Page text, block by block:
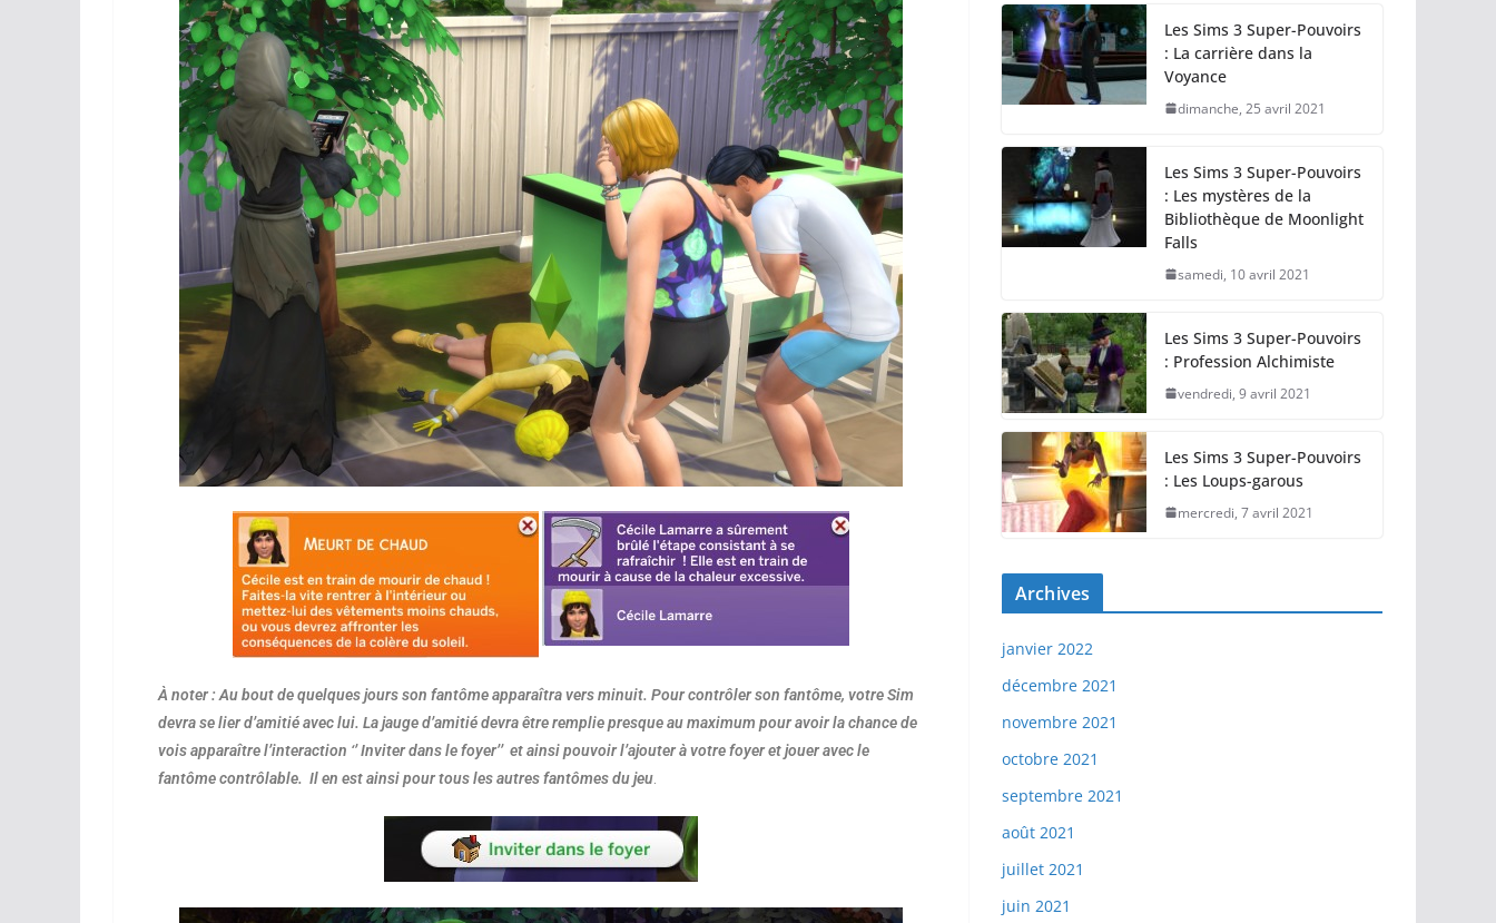
À noter : Au bout de quelques jours son fantôme apparaîtra vers minuit. Pour contrôler son fantôme, votre Sim
devra se lier d’amitié avec lui. La jauge d’amitié devra être remplie presque au maximum pour avoir la chance de
vois apparaître l’interaction ‘’ Inviter dans le foyer’’ et ainsi pouvoir l’ajouter à votre foyer et jouer avec le
fantôme contrôlable. Il en est ainsi pour tous les autres fantômes du jeu.
Les Sims 3 Super-Pouvoirs
: La carrière dans la
Voyance
dimanche, 25 avril 2021
Les Sims 3 Super-Pouvoirs
: Les mystères de la
Bibliothèque de Moonlight
Falls
samedi, 10 avril 2021
Les Sims 3 Super-Pouvoirs
: Profession Alchimiste
vendredi, 9 avril 2021
Les Sims 3 Super-Pouvoirs
: Les Loups-garous
mercredi, 7 avril 2021
Archives
janvier 2022
décembre 2021
novembre 2021
octobre 2021
septembre 2021
août 2021
juillet 2021
juin 2021